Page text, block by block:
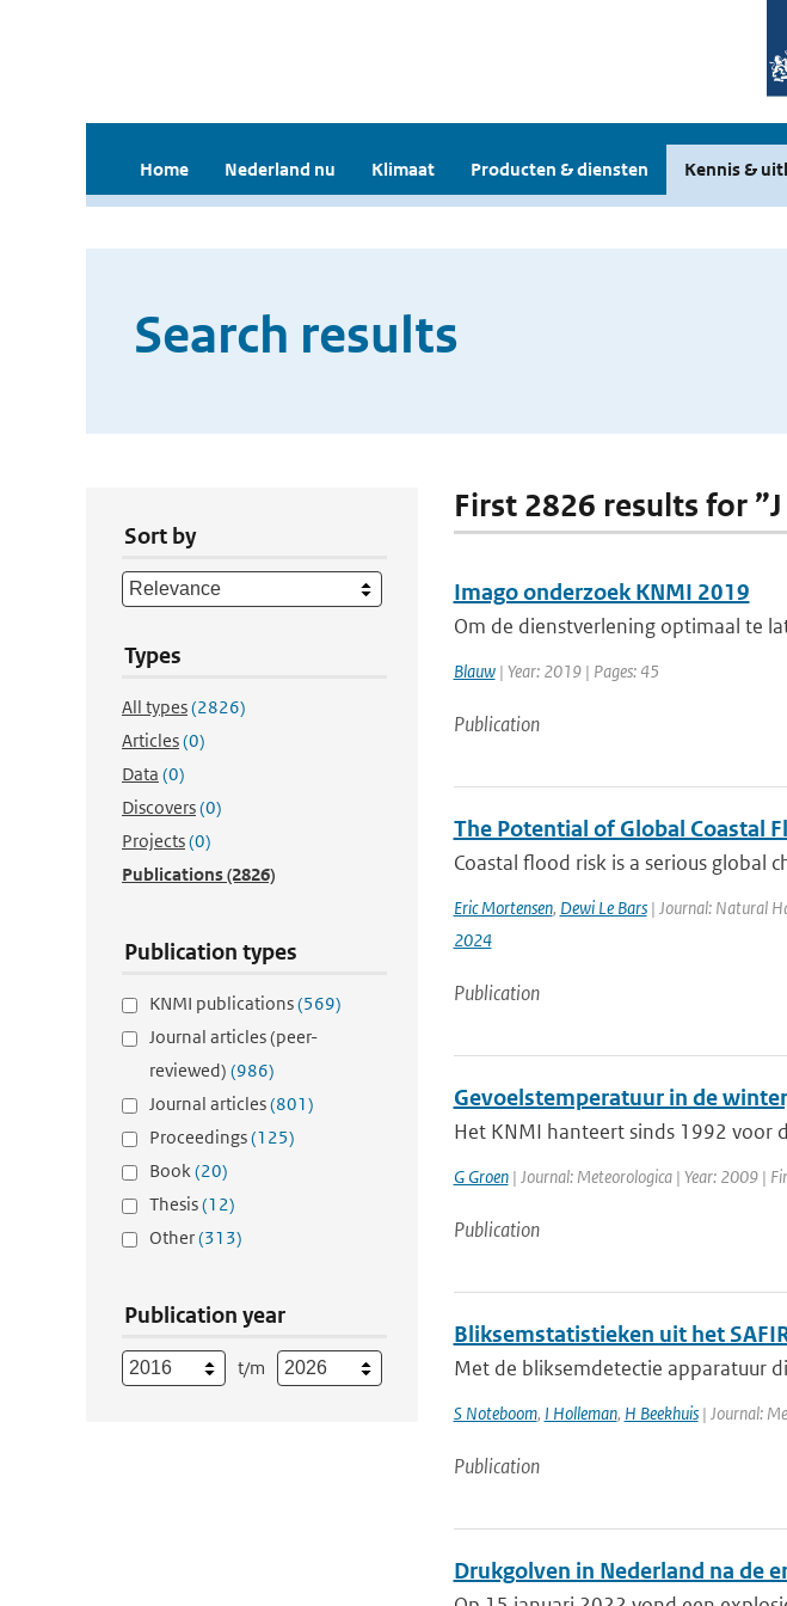
Home Nederland nu Klimaat Producten & diensten Kennis &
Search results
Sort by
Types
All types(2826)
Articles(0)
Data (0)
Discovers(0)
Projects(0)
Publications(2826)
Publication types
KNMI publications(569)
Journal articles (peer-
reviewed) (986)
Journal articles(801)
Proceedings(125)
Book(20)
Thesis(12)
Other(313)
Publication year
t/m
First 2826 results for
Imago onderzoek KNMI 2019
Om de dienstverlening optimaal te
Blauw| Year: 2019 | Pages: 45
Publication
The Potential of Global Coastal
Coastal flood risk is a serious global
Eric Mortensen, Dewi Le Bars| Journal: Natural
2024
Publication
Gevoelstemperatuur in de
Het KNMI hanteert sinds 1992 voor
G Groen| Journal: Meteorologica | Year: 2009 |
Publication
Bliksemstatistieken uit het
Met de bliksemdetectie apparatuur
S Noteboom, I Holleman, H Beekhuis| Journal:
Publication
Drukgolven in Nederland na de